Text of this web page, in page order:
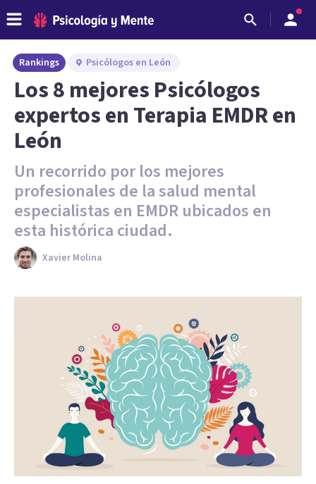
Rankings Psicólogos en León
Los 8 mejores Psicólogos
expertos en Terapia EMDR en
León
Un recorrido por los mejores
profesionales de la salud mental
especialistas en EMDR ubicados en
esta histórica ciudad.
Xavier Molina